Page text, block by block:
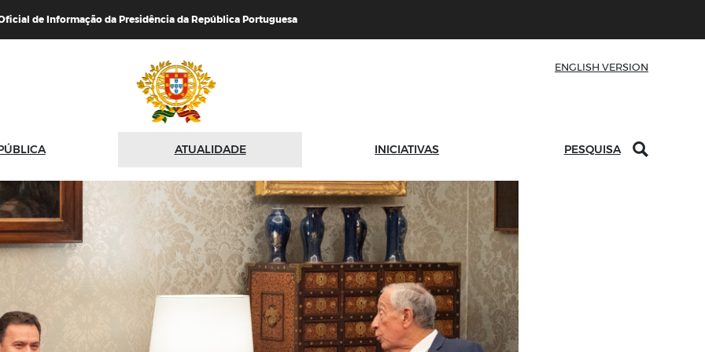
de Informação da Presidência da República Portuguesa
ENGLISH VERSION
ATUALIDADE INICIATIVAS PESQUISA